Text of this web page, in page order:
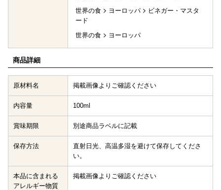
世界の食
ヨーロッパ
ビネガー・マスタ
ード
世界の食
ヨーロッパ
商品詳細
原材料名 掲載画像よりご確認ください
内容量 100ml
賞味期限 別途商品ラベルに記載
保存方法
直射日光、高温多湿を避けて保存してくださ
い。
本品に含まれる
アレルギー物質
掲載画像よりご確認ください